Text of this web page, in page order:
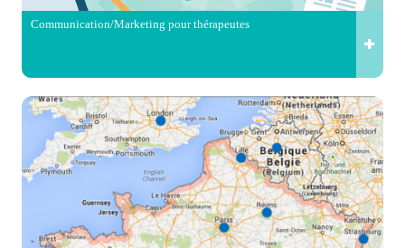
Communication/Marketing pour thérapeutes